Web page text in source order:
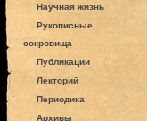
Научная жизнь
Рукописные
сокровища
Публикации
Лекторий
Периодика
Архивы